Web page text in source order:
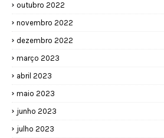
outubro 2022
novembro 2022
dezembro 2022
março 2023
abril 2023
maio 2023
junho 2023
julho 2023